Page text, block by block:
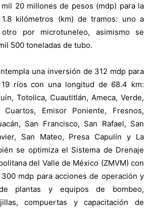
20 millones de pesos (mdp) para la
kilómetros (km) de tramos: uno a
por microtuneleo, asimismo se
500 toneladas de tubo.
una inversión de 312 mdp para
ríos con una longitud de 68.4 km:
Totolica, Cuautitlán, Ameca, Verde,
Cuartos, Emisor Poniente, Fresnos,
San Francisco, San Rafael, San
San Mateo, Presa Capulín y La
se optimiza el Sistema de Drenaje
del Valle de México (ZMVM) con
mdp para acciones de operación y
de plantas y equipos de bombeo,
compuertas y capacitación de